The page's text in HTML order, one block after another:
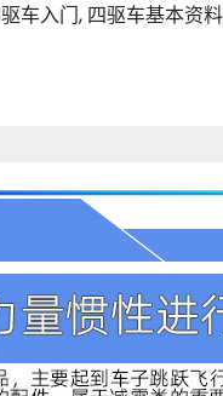
车入门, 四驱车基本资料